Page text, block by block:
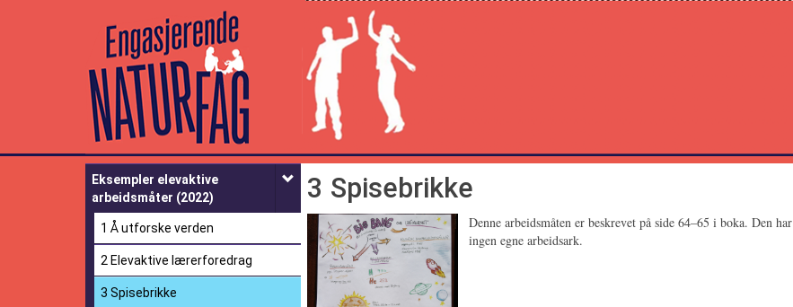
Naturfag
Eksempler elevaktive
arbeidsmåter (2022)
1 Å utforske verden
2 Elevaktive lærerforedrag
3 Spisebrikke
3 Spisebrikke
Denne arbeidsmåten er beskrevet på side 64–65 i boka. Den har
ingen egne arbeidsark.